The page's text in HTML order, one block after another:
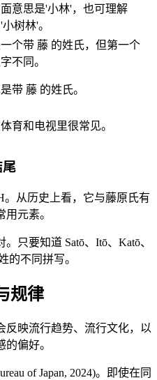
意思是'小林'，也可理解
小树林'。
个带 藤 的姓氏，但第一个
不同。
带 藤 的姓氏。
育和电视里很常见。
尾
从历史上看，它与藤原氏有
元素。
只要知道 Satō、Itō、Katō、
的不同拼写。
规律
反映流行趋势、流行文化，以
偏好。
of Japan, 2024)。即使在同